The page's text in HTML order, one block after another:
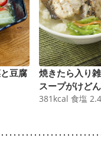
豆腐
焼きたら入り
スープがけど
381 kcal 食塩 2.4